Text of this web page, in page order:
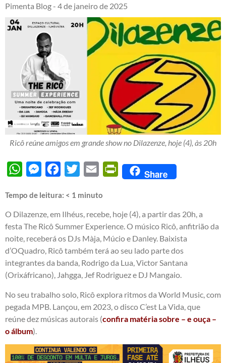
Pimenta Blog - 4 de janeiro de 2025
Ricô reúne amigos em grande show no Dilazenze, hoje (4), às 20h
WhatsAppMessengerFacebook
Twitter Email PrintFriendly
Share
Tempo de leitura: < 1 minuto
O Dilazenze, em Ilhéus, recebe, hoje (4), a partir das 20h, a
festa The Ricô Summer Experience. O músico Ricô, anfitrião da
noite, receberá os DJs Màja, Múcio e Danley. Baixista
d’OQuadro, Ricô também terá ao seu lado parte dos
integrantes da banda, Rodrigo da Lua, Victor Santana
(Orixáfricano), Jahgga, Jef Rodriguez e DJ Mangaio.
No seu trabalho solo, Ricô explora ritmos da World Music, com
pegada MPB. Lançou, em 2023, o disco C’est La Vida, que
reúne dez músicas autorais (confira matéria sobre – e ouça –
o álbum).